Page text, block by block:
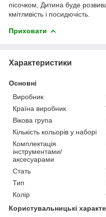
пісочком, Дитина буде
кмітливість і посидючість.
Приховати
Характеристики
Основні
Виробник
Країна виробник
Вікова група
Кількість кольорів у наборі
Комплектація
інструментами/
аксесуарами
Стать
Тип
Колір
Користувальницькі